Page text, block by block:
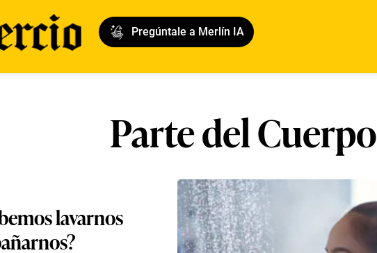
Pregúntale a Merlín IA
Parte del Cuerpo
lavarnos